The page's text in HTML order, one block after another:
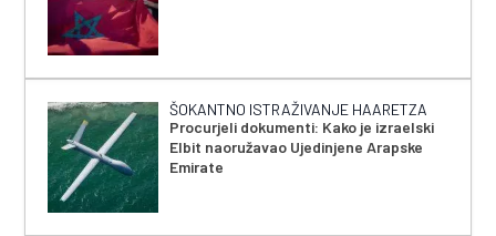
ŠOKANTNO ISTRAŽIVANJE HAARETZA
Procurjeli dokumenti: Kako je izraelski
Elbit naoružavao Ujedinjene Arapske
Emirate